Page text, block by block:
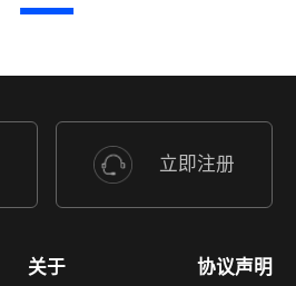
立即注册
关于
协议声明